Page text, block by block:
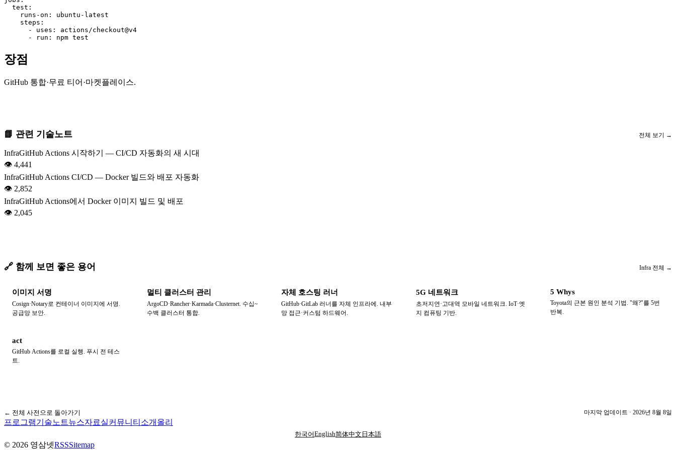
  test:
    runs-on: ubuntu-latest
    steps:
      - uses: actions/checkout@v4
      - run: npm test
장점
GitHub 통합·무료 티어·마켓플레이스.
📘 관련 기술노트 전체 보기 →
InfraGitHub Actions 시작하기 — CI/CD 자동화의 새 시대
👁 4,441
InfraGitHub Actions CI/CD — Docker 빌드와 배포 자동화
👁 2,852
InfraGitHub Actions에서 Docker 이미지 빌드 및 배포
👁 2,045
🔗 함께 보면 좋은 용어 Infra 전체 →
이미지 서명
Cosign·Notary로 컨테이너 이미지에 서명.
공급망 보안.
멀티 클러스터 관리
ArgoCD·Rancher·Karmada·Clusternet. 수십~
수백 클러스터 통합.
자체 호스팅 러너
GitHub·GitLab 러너를 자체 인프라에. 내부
망 접근·커스텀 하드웨어.
5G 네트워크
초저지연·고대역 모바일 네트워크. IoT·엣
지 컴퓨팅 기반.
5 Whys
Toyota의 근본 원인 분석 기법. "왜?"를 5번
반복.
act
GitHub Actions를 로컬 실행. 푸시 전 테스
트.
← 전체 사전으로 돌아가기 마지막 업데이트 · 2026년 8월 8일
프로그램기술노트뉴스자료실커뮤니티 소개 올리
한국어English简体中文 日本語
© 2026 영삼넷RSSSitemap